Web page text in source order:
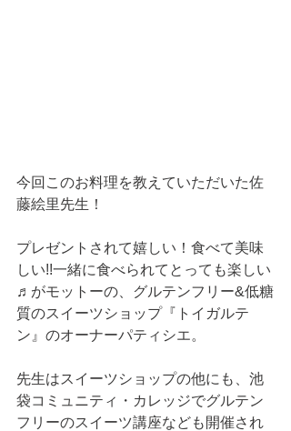
今回このお料理を教えていただいた佐
藤絵里先生！
プレゼントされて嬉しい！食べて美味
しい!!一緒に食べられてとっても楽しい
♬がモットーの、グルテンフリー&低糖
質のスイーツショップ『トイガルテ
ン』のオーナーパティシエ。
先生はスイーツショップの他にも、池
袋コミュニティ・カレッジでグルテン
フリーのスイーツ講座なども開催され